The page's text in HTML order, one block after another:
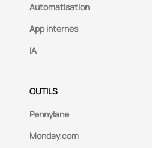
Automatisation
App internes
IA
OUTILS
Pennylane
Monday.com